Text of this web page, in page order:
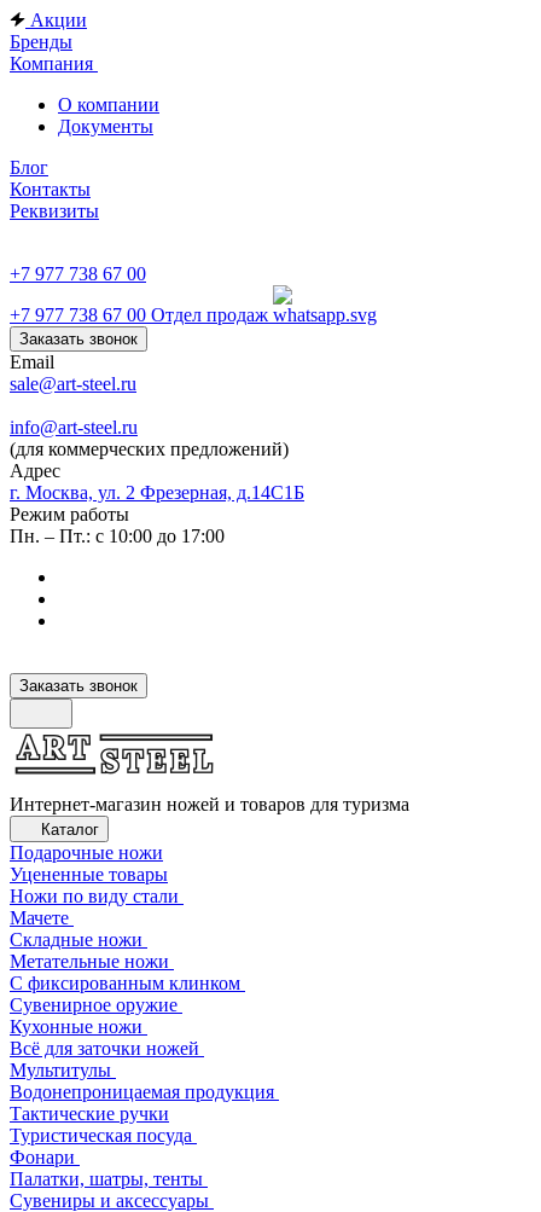
Акции
Бренды
Компания
О компании
Документы
Блог
Контакты
Реквизиты
+7 977 738 67 00
+7 977 738 67 00 Отдел продаж
Заказать звонок
Email
sale@art-steel.ru
info@art-steel.ru
(для коммерческих предложений)
Адрес
г. Москва, ул. 2 Фрезерная, д.14С1Б
Режим работы
Пн. – Пт.: с 10:00 до 17:00
Заказать звонок
Интернет-магазин ножей и товаров для туризма
Каталог
Подарочные ножи
Уцененные товары
Ножи по виду стали
Мачете
Складные ножи
Метательные ножи
С фиксированным клинком
Сувенирное оружие
Кухонные ножи
Всё для заточки ножей
Мультитулы
Водонепроницаемая продукция
Тактические ручки
Туристическая посуда
Фонари
Палатки, шатры, тенты
Сувениры и аксессуары